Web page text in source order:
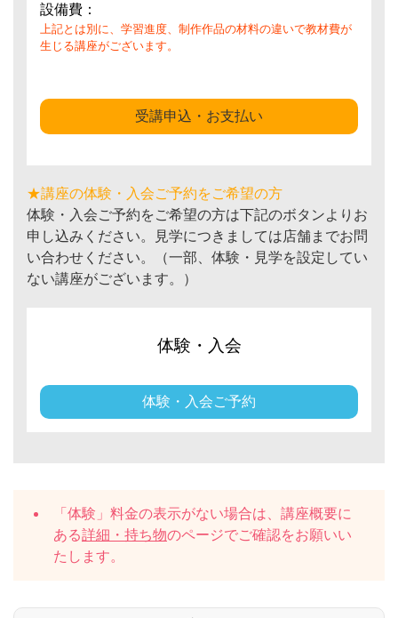
設備費：
上記とは別に、学習進度、制作作品の材料の違いで教材費が
生じる講座がございます。
受講申込・お支払い
★講座の体験・入会ご予約をご希望の方
体験・入会ご予約をご希望の方は下記のボタンよりお
申し込みください。見学につきましては店舗までお問
い合わせください。（一部、体験・見学を設定してい
ない講座がございます。）
体験・入会
体験・入会ご予約
「体験」料金の表示がない場合は、講座概要に
ある詳細・持ち物のページでご確認をお願いい
たします。